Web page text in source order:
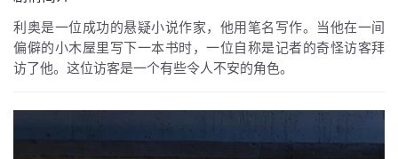
利奥是一位成功的悬疑小说作家，他用笔名写作。当他在一间
偏僻的小木屋里写下一本书时，一位自称是记者的奇怪访客拜
访了他。这位访客是一个有些令人不安的角色。